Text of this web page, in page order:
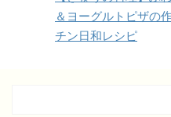
＆ヨーグルトピザの
チン日和レシピ